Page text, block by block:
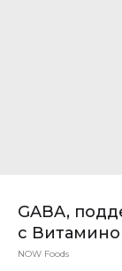
GABA,
с
NOW Foods